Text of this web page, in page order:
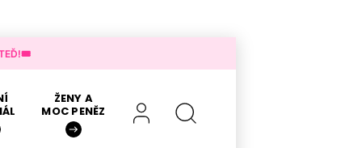
TEĎ!🎟️
ŽENY A
MOC PENĚZ